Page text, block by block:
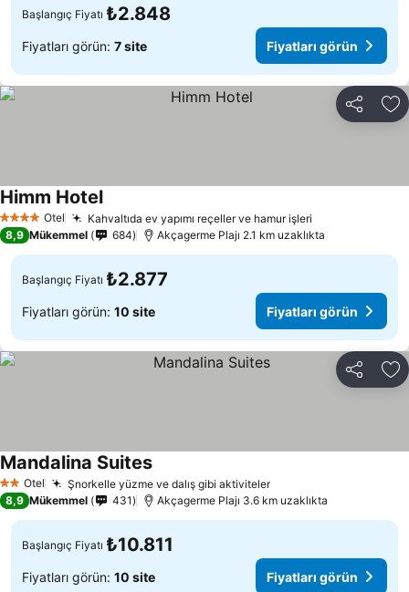
Başlangıç Fiyatı ₺2.848
Fiyatları görün: 7 site Fiyatları görün
Paylaş
4 Yıldız Otel Kahvaltıda ev yapımı reçeller ve hamur işleri
Himm Hotel
8,9 Mükemmel 684 Akçagerme Plajı 2.1 km uzaklıkta
Başlangıç Fiyatı ₺2.877
Fiyatları görün: 10 site Fiyatları görün
Paylaş
2 Yıldız
Otel Şnorkelle yüzme ve dalış gibi aktiviteler
Mandalina Suites
8,9 Mükemmel 431 Akçagerme Plajı 3.6 km uzaklıkta
Başlangıç Fiyatı ₺10.811
Fiyatları görün: 10 site Fiyatları görün